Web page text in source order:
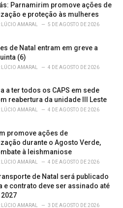
Parnamirim promove ações de
e proteção às mulheres
LÚCIO AMARAL 5 DE AGOSTO DE 2026
de Natal entram em greve a
(6)
LÚCIO AMARAL 4 DE AGOSTO DE 2026
a ter todos os CAPS em sede
reabertura da unidade III Leste
LÚCIO AMARAL 4 DE AGOSTO DE 2026
promove ações de
durante o Agosto Verde,
à leishmaniose
LÚCIO AMARAL 4 DE AGOSTO DE 2026
de Natal será publicado
e contrato deve ser assinado até
LÚCIO AMARAL 3 DE AGOSTO DE 2026